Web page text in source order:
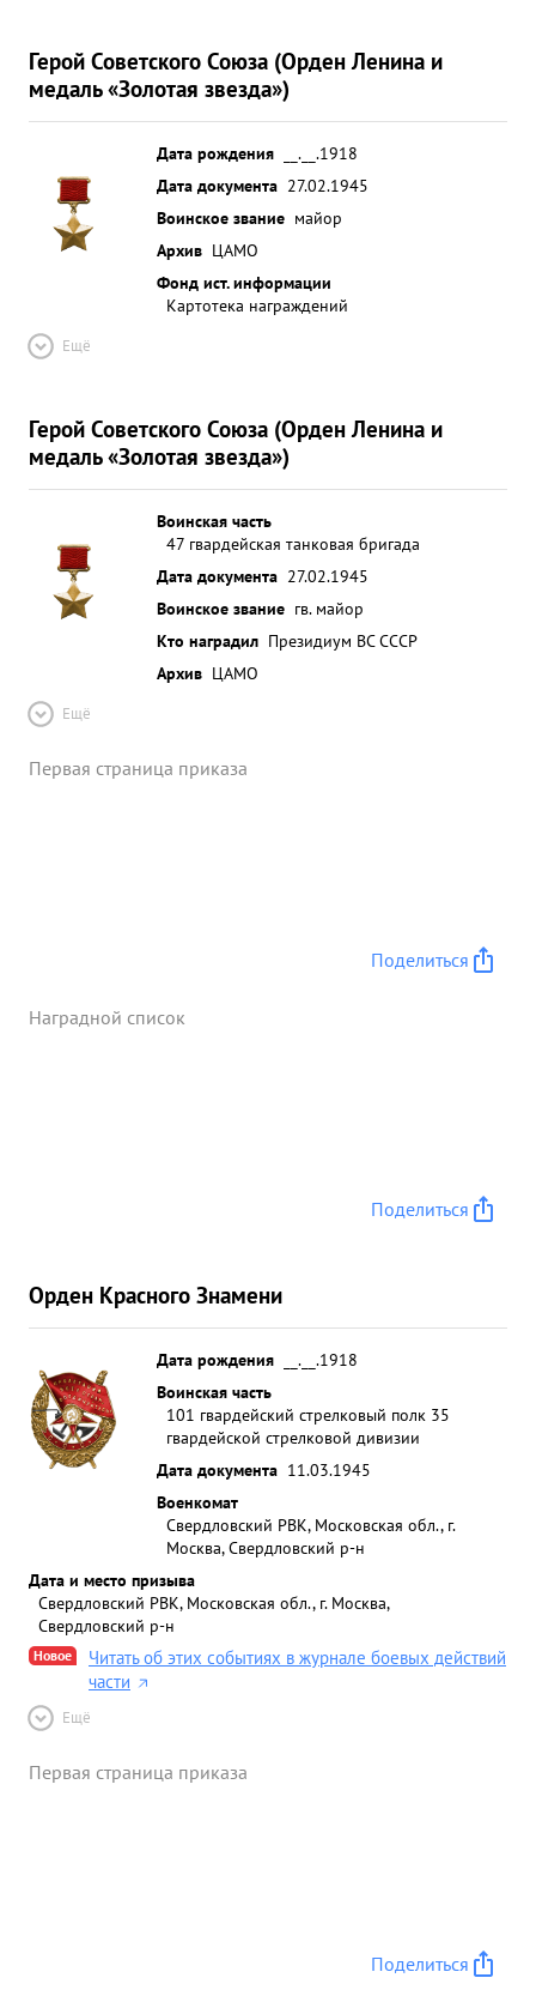
Герой Советского Союза (Орден Ленина и
медаль «Золотая звезда»)
Дата рождения
__.__.1918
Дата документа 27.02.1945
Воинское звание майор
Архив ЦАМО
Фонд ист. информации
Картотека награждений
Ещё
Герой Советского Союза (Орден Ленина и
медаль «Золотая звезда»)
Воинская часть
47 гвардейская танковая бригада
Дата документа 27.02.1945
Воинское звание гв. майор
Кто наградил Президиум ВС СССР
Архив ЦАМО
Ещё
Первая страница приказа
Поделиться
Наградной список
Поделиться
Орден Красного Знамени
Дата рождения
__.__.1918
Воинская часть
101 гвардейский стрелковый полк 35
гвардейской стрелковой дивизии
Дата документа 11.03.1945
Военкомат
Свердловский РВК, Московская обл., г.
Москва, Свердловский р-н
Дата и место призыва
Свердловский РВК, Московская обл., г. Москва,
Свердловский р-н
Новое
Читать об этих событиях в журнале боевых действий
части
Ещё
Первая страница приказа
Поделиться